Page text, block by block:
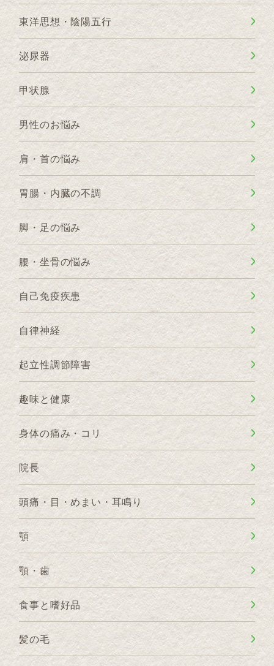
東洋思想・陰陽五行
泌尿器
甲状腺
男性のお悩み
肩・首の悩み
胃腸・内臓の不調
脚・足の悩み
腰・坐骨の悩み
自己免疫疾患
自律神経
起立性調節障害
趣味と健康
身体の痛み・コリ
院長
頭痛・目・めまい・耳鳴り
顎
顎・歯
食事と嗜好品
髪の毛